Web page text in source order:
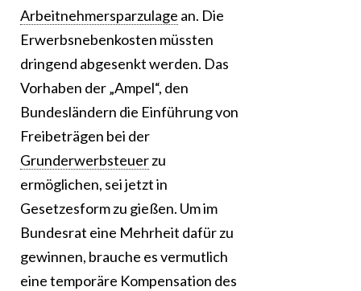
Arbeitnehmersparzulage an. Die
Erwerbsnebenkosten müssten
dringend abgesenkt werden. Das
Vorhaben der „Ampel“, den
Bundesländern die Einführung von
Freibeträgen bei der
Grunderwerbsteuerzu
ermöglichen, sei jetzt in
Gesetzesform zu gießen. Um im
Bundesrat eine Mehrheit dafür zu
gewinnen, brauche es vermutlich
eine temporäre Kompensation des